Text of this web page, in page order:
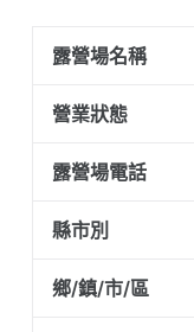
露營場名稱
營業狀態
露營場電話
縣市別
鄉/鎮/市/區